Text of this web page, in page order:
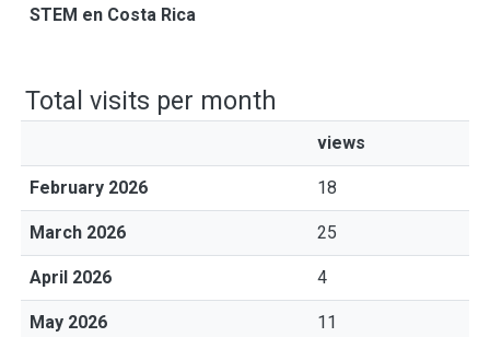
STEM en Costa Rica
Total visits per month
views
February 2026 18
March 2026 25
April 2026 4
May 2026 11